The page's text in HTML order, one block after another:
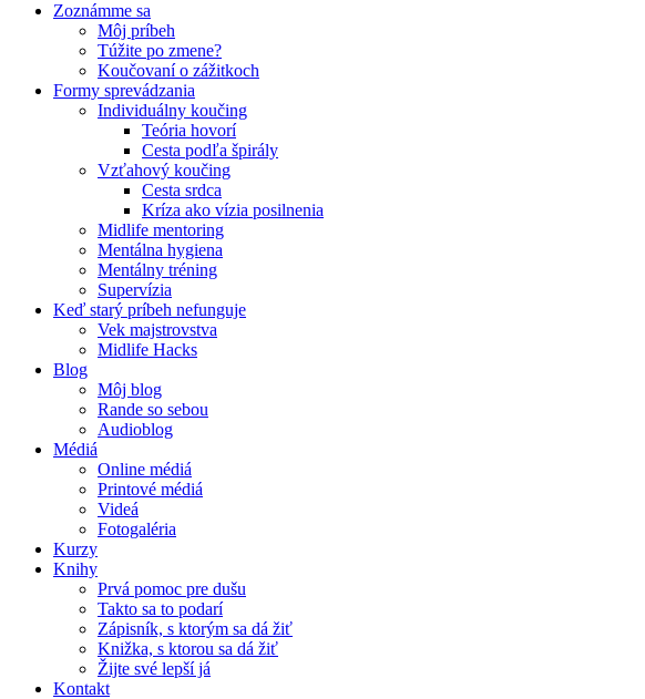
Zoznámme sa
Môj príbeh
Túžite po zmene?
Koučovaní o zážitkoch
Formy sprevádzania
Individuálny koučing
Teória hovorí
Cesta podľa špirály
Vzťahový koučing
Cesta srdca
Kríza ako vízia posilnenia
Midlife mentoring
Mentálna hygiena
Mentálny tréning
Supervízia
Keď starý príbeh nefunguje
Vek majstrovstva
Midlife Hacks
Blog
Môj blog
Rande so sebou
Audioblog
Médiá
Online médiá
Printové médiá
Videá
Fotogaléria
Kurzy
Knihy
Prvá pomoc pre dušu
Takto sa to podarí
Zápisník, s ktorým sa dá žiť
Knižka, s ktorou sa dá žiť
Žijte své lepší já
Kontakt